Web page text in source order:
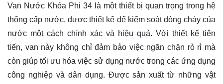
Van Nước Khóa Phi 34 là một thiết bị quan trọng trong hệ
thống cấp nước, được thiết kế để kiểm soát dòng chảy của
nước một cách chính xác và hiệu quả. Với thiết kế tiên
tiến, van này không chỉ đảm bảo việc ngăn chặn rò rỉ mà
còn giúp tối ưu hóa việc sử dụng nước trong các ứng dụng
công nghiệp và dân dụng. Được sản xuất từ những vật